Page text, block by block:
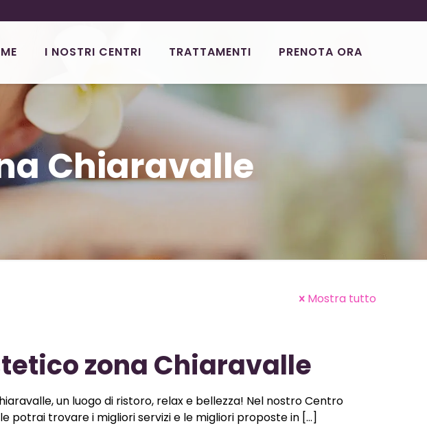
I NOSTRI CENTRI TRATTAMENTI PRENOTA ORA
Chiaravalle
Mostra tutto
zona Chiaravalle
un luogo di ristoro, relax e bellezza! Nel nostro Centro
potrai trovare i migliori servizi e le migliori proposte in[…]